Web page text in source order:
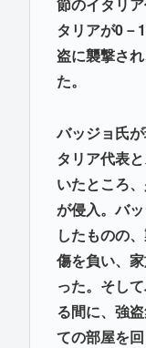
タリアが0－
盗に襲撃さ
た。
バッジョ氏
タリア代表
いたところ
が侵入。バ
したものの
傷を負い、
った。そし
る間に、強
ての部屋を